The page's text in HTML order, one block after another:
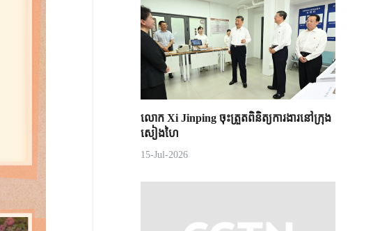
លោក Xi Jinping ចុះត្រួតពិនិត្យការងារនៅក្រុង
សៀងហៃ
15-Jul-2026